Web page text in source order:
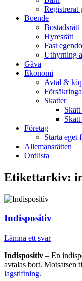
Registrerat
Boende
Bostadsrätt
Hyresrätt
Fast
Uthyrning
Gåva
Ekonomi
Avtal &
Skatter
Företag
Starta eget
Allemansrätten
Ordlista
Etikettarkiv:
Indispositiv
Lämna ett svar
Indispositiv – En
avtalas bort. Motsatsen
lagstiftning.